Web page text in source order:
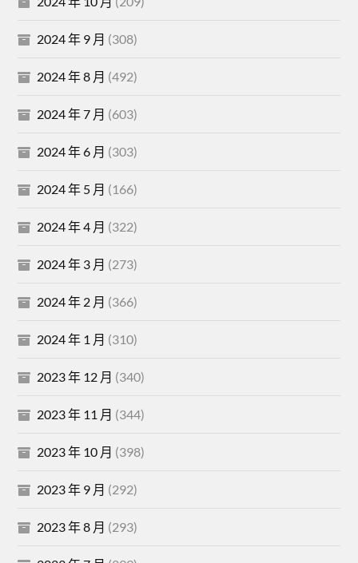
2024 年 9 月 (308)
2024 年 8 月 (492)
2024 年 7 月 (603)
2024 年 6 月 (303)
2024 年 5 月 (166)
2024 年 4 月 (322)
2024 年 3 月 (273)
2024 年 2 月 (366)
2024 年 1 月 (310)
2023 年 12 月 (340)
2023 年 11 月 (344)
2023 年 10 月 (398)
2023 年 9 月 (292)
2023 年 8 月 (293)